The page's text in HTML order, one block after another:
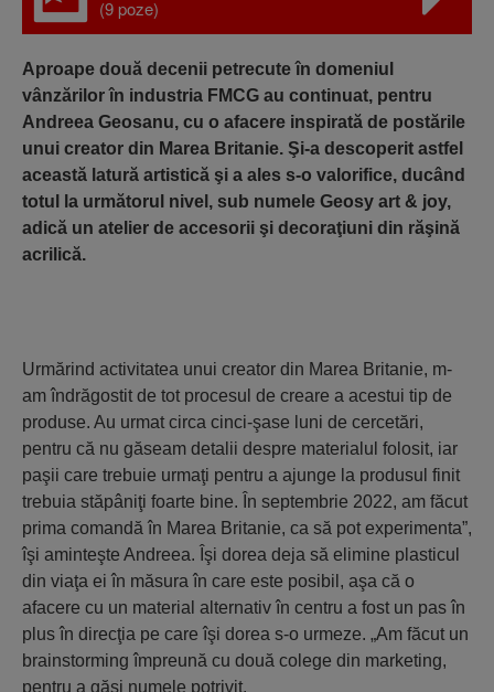
(9 poze)
Aproape două decenii petrecute în domeniul
vânzărilor în industria FMCG au continuat, pentru
Andreea Geosanu, cu o afacere inspirată de postările
unui creator din Marea Britanie. Şi-a descoperit astfel
această latură artistică şi a ales s-o valorifice, ducând
totul la următorul nivel, sub numele Geosy art & joy,
adică un atelier de accesorii şi decoraţiuni din răşină
acrilică.
Urmărind activitatea unui creator din Marea Britanie, m-
am îndrăgostit de tot procesul de creare a acestui tip de
produse. Au urmat circa cinci-şase luni de cercetări,
pentru că nu găseam detalii despre materialul folosit, iar
paşii care trebuie urmaţi pentru a ajunge la produsul finit
trebuia stăpâniţi foarte bine. În septembrie 2022, am făcut
prima comandă în Marea Britanie, ca să pot experimenta”,
îşi aminteşte Andreea. Îşi dorea deja să elimine plasticul
din viaţa ei în măsura în care este posibil, aşa că o
afacere cu un material alternativ în centru a fost un pas în
plus în direcţia pe care îşi dorea s-o urmeze. „Am făcut un
brainstorming împreună cu două colege din marketing,
pentru a găsi numele potrivit.